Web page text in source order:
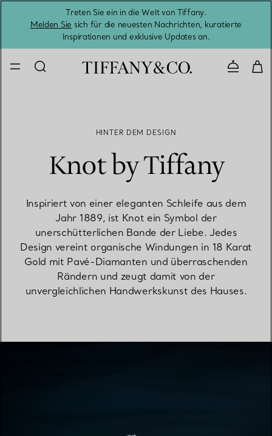
Treten Sie ein in die Welt von Tiffany.
Melden Sie sich für die neuesten Nachrichten, kuratierte
Inspirationen und exklusive Updates an.
HINTER DEM DESIGN
Knot by Tiffany
Inspiriert von einer eleganten Schleife aus dem
Jahr 1889, ist Knot ein Symbol der
unerschütterlichen Bande der Liebe. Jedes
Design vereint organische Windungen in 18 Karat
Gold mit Pavé-Diamanten und überraschenden
Rändern und zeugt damit von der
unvergleichlichen Handwerkskunst des Hauses.